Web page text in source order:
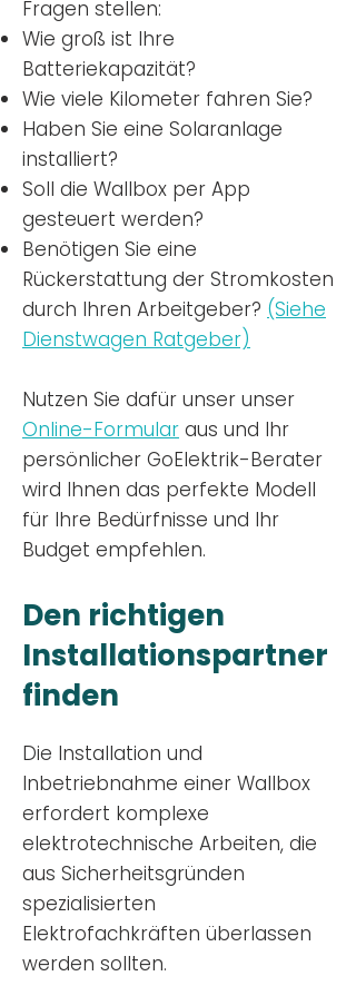
Fragen stellen:
Wie groß ist Ihre
Batteriekapazität?
Wie viele Kilometer fahren Sie?
Haben Sie eine Solaranlage
installiert?
Soll die Wallbox per App
gesteuert werden?
Benötigen Sie eine
Rückerstattung der Stromkosten
durch Ihren Arbeitgeber? (Siehe
Dienstwagen Ratgeber)
Nutzen Sie dafür unser unser
Online-Formular aus und Ihr
persönlicher GoElektrik-Berater
wird Ihnen das perfekte Modell
für Ihre Bedürfnisse und Ihr
Budget empfehlen.
Den richtigen
Installationspartner
finden
Die Installation und
Inbetriebnahme einer Wallbox
erfordert komplexe
elektrotechnische Arbeiten, die
aus Sicherheitsgründen
spezialisierten
Elektrofachkräften überlassen
werden sollten.